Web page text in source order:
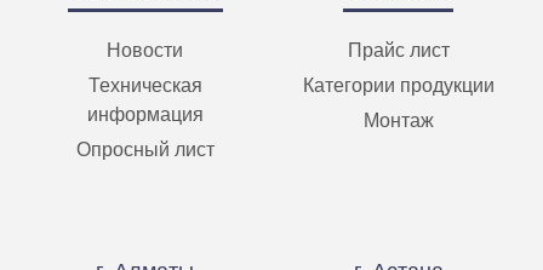
Новости
Техническая
информация
Опросный лист
Прайс лист
Категории продукции
Монтаж